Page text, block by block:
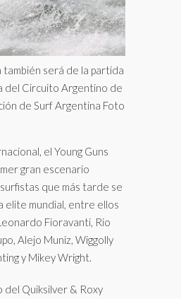
también será de la partida
del Circuito Argentino de
de Surf Argentina Foto
el Young Guns
gran escenario
que más tarde se
elite mundial, entre ellos
Fioravanti, Rio
Alejo Muniz, Wiggolly
y Mikey Wright.
del Quiksilver & Roxy